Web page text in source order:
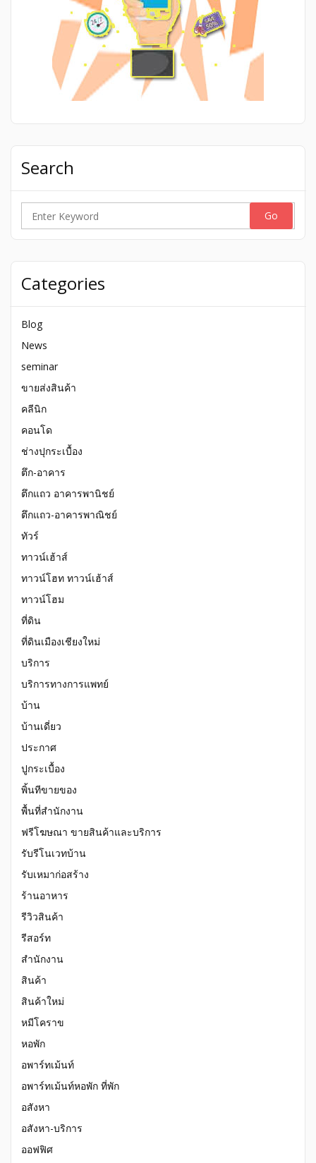
Search
Search
Categories
Blog
News
seminar
ขายส่งสินค้า
คลีนิก
คอนโด
ช่างปุกระเบื้อง
ตึก-อาคาร
ตึกแถว อาคารพานิชย์
ตึกแถว-อาคารพาณิชย์
ทัวร์
ทาวน์เฮ้าส์
ทาวน์โฮท ทาวน์เฮ้าส์
ทาวน์โฮม
ที่ดิน
ที่ดินเมืองเชียงใหม่
บริการ
บริการทางการแพทย์
บ้าน
บ้านเดี่ยว
ประกาศ
ปูกระเบื้อง
พิ้นทีขายของ
พื้นที่สำนักงาน
ฟรีโฆษณา ขายสินค้าและบริการ
รับรีโนเวทบ้าน
รับเหมาก่อสร้าง
ร้านอาหาร
รีวิวสินค้า
รีสอร์ท
สำนักงาน
สินค้า
สินค้าใหม่
หมีโคราข
หอพัก
อพาร์ทเม้นท์
อพาร์ทเม้นท์หอพัก ที่พัก
อสังหา
อสังหา-บริการ
ออฟฟิศ